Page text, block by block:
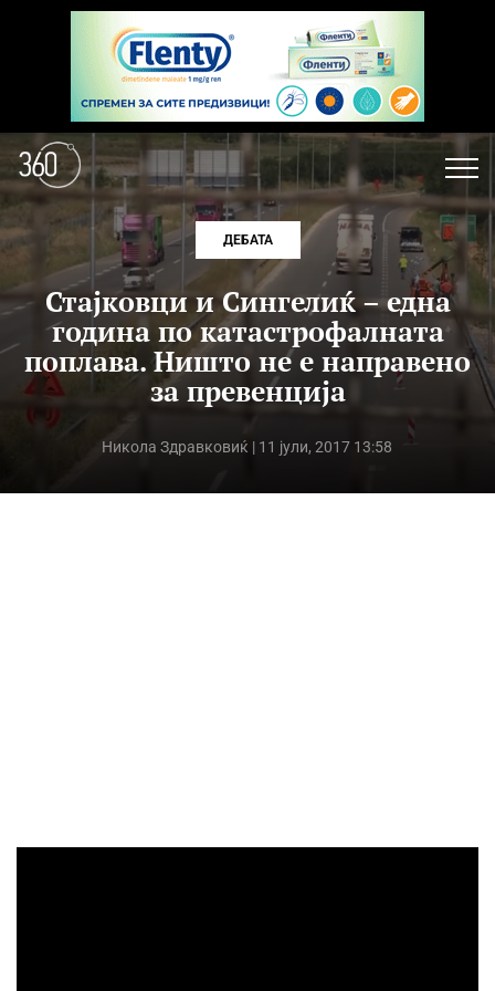
ДЕБАТА
Стајковци и Сингелиќ – една
година по катастрофалната
поплава. Ништо не е направено
за превенција
Никола Здравковиќ | 11 јули, 2017 13:58